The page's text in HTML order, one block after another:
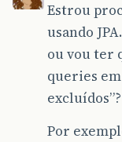
Estrou
usando
ou vou ter
queries
excluídos”?
Por